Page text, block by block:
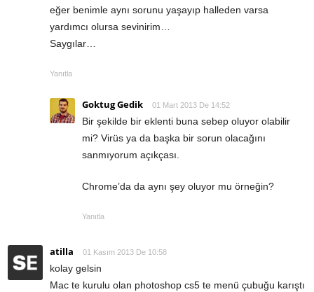
eğer benimle aynı sorunu yaşayıp halleden varsa
yardımcı olursa sevinirim…
Saygılar…
Yanıtla
Goktug Gedik 01 Mart 2013 De 14:52
Bir şekilde bir eklenti buna sebep oluyor olabilir
mi? Virüs ya da başka bir sorun olacağını
sanmıyorum açıkçası.
Chrome’da da aynı şey oluyor mu örneğin?
Yanıtla
atilla 01 Kasım 2013 De 10:58
kolay gelsin
Mac te kurulu olan photoshop cs5 te menü çubuğu karıştı